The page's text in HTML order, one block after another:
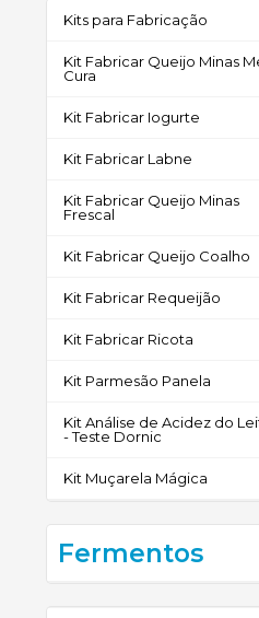
Kits para Fabricação
Kit Fabricar Queijo Minas
Cura
Kit Fabricar Iogurte
Kit Fabricar Labne
Kit Fabricar Queijo Minas
Frescal
Kit Fabricar Queijo Coalho
Kit Fabricar Requeijão
Kit Fabricar Ricota
Kit Parmesão Panela
Kit Análise de Acidez do
- Teste Dornic
Kit Muçarela Mágica
Fermentos